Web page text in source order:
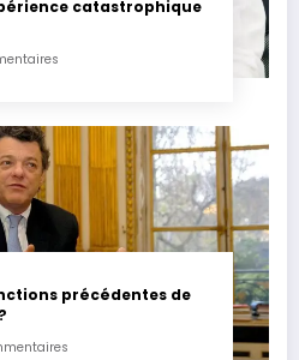
catastrophique
précédentes de